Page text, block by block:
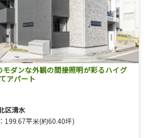
モダンな外観の間接照明が彩るハイグ
アパート
区清水
199.67平米(約60.40坪)